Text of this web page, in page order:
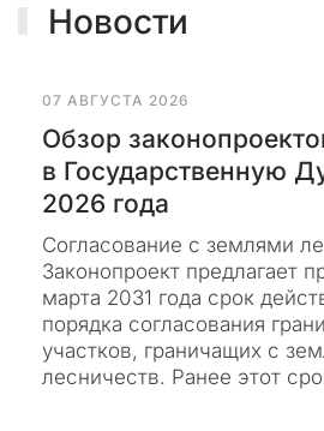
Новости
07 АВГУСТА 2026
Обзор
в Государственную
2026 года
Согласование с землями
Законопроект предлагает
марта 2031 года срок
порядка согласования
участков, граничащих с
лесничеств. Ранее этот
и
т
п
р
и
и
т
и
в
н
а